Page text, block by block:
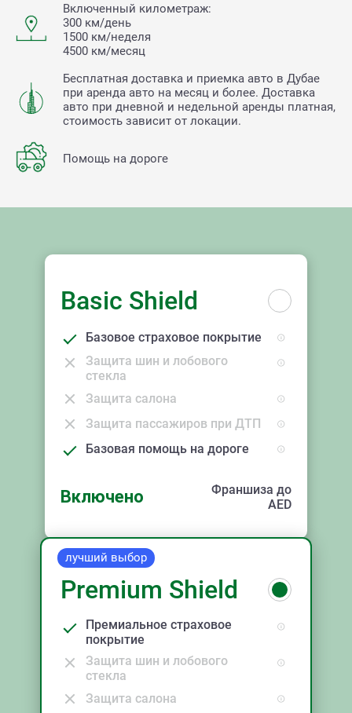
Включенный километраж:
300 км/день
1500 км/неделя
4500 км/месяц
Бесплатная доставка и приемка авто в Дубае
при аренда авто на месяц и более. Доставка
авто при дневной и недельной аренды платная,
стоимость зависит от локации.
Помощь на дороге
Basic Shield
Базовое страховое покрытие
Защита шин и лобового
стекла
Защита салона
Защита пассажиров при ДТП
Базовая помощь на дороге
Включено
Франшиза до
AED
лучший выбор
Premium Shield
Премиальное страховое
покрытие
Защита шин и лобового
стекла
Защита салона